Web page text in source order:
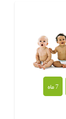
7 ماه